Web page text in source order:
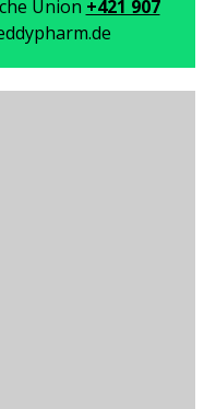
Union +421 907